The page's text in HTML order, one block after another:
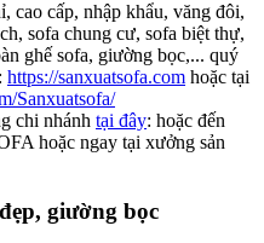
cao cấp, nhập khẩu, văng đôi,
sofa chung cư, sofa biệt thự,
ghế sofa, giường bọc,... quý
https://sanxuatsofa.com hoặc tại
Sanxuatsofa/
chi nhánh tại đây: hoặc đến
hoặc ngay tại xưởng sản
giường bọc